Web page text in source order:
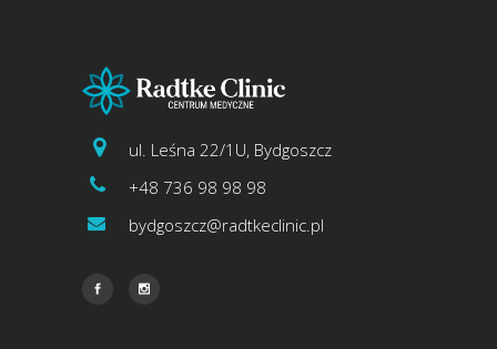
ul. Leśna 22/1U, Bydgoszcz
+48 736 98 98 98
bydgoszcz@radtkeclinic.pl